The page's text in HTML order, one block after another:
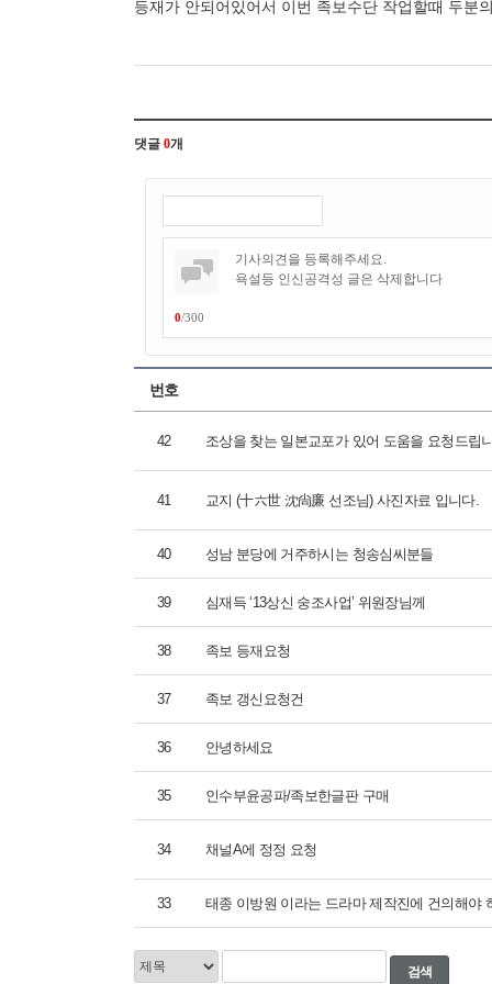
등재가 안되어있어서 이번 족보수단 작업할때 두분
댓글 0개
0/300
번호
42 조상을 찾는 일본교포가 있어 도움을 요청드립
41 교지 (十六世 沈尙廉 선조님) 사진자료 입니다.
40 성남 분당에 거주하시는 청송심씨분들
39 심재득 ‘13상신 숭조사업’ 위원장님께
38 족보 등재요청
37 족보 갱신요청건
36 안녕하세요
35 인수부윤공파/족보한글판 구매
34 채널A에 정정 요청
33 태종 이방원 이라는 드라마 제작진에 건의해야
검색